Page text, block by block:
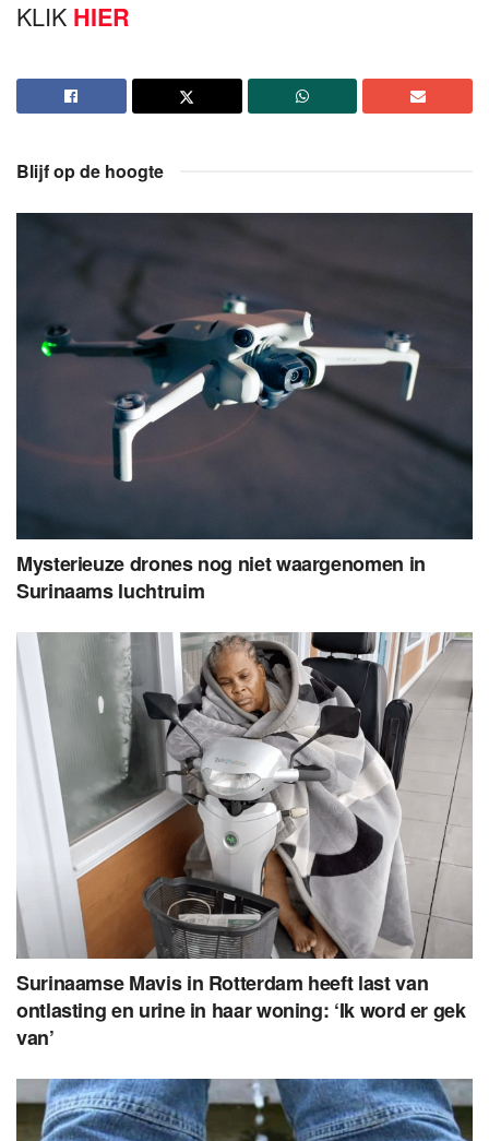
KLIK HIER
Blijf op de hoogte
Mysterieuze drones nog niet waargenomen in
Surinaams luchtruim
Surinaamse Mavis in Rotterdam heeft last van
ontlasting en urine in haar woning: ‘Ik word er gek
van’